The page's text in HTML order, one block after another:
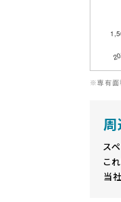
※専有面
ス
こ
当